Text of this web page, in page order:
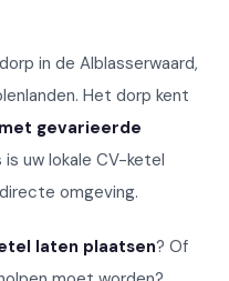
in de Alblasserwaard,
Het dorp kent
gevarieerde
is uw lokale CV-ketel
omgeving.
laten plaatsen? Of